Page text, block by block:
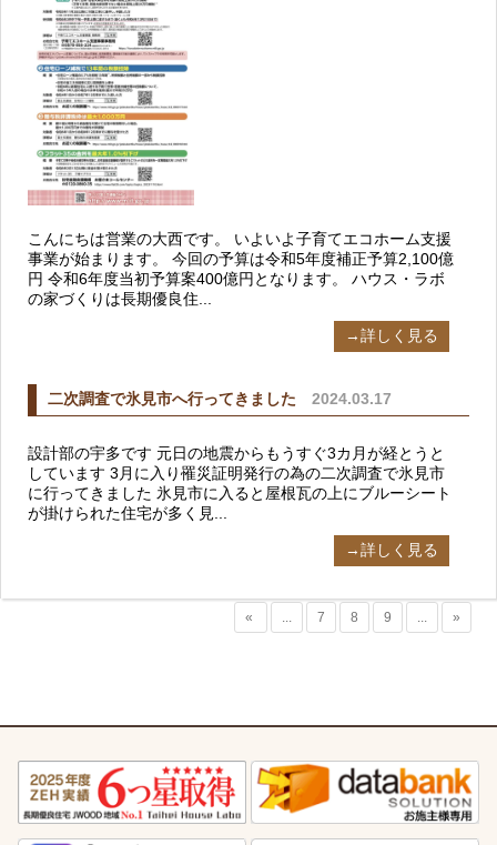
こんにちは営業の大西です。 いよいよ子育てエコホーム支援
事業が始まります。 今回の予算は令和5年度補正予算2,100億
円 令和6年度当初予算案400億円となります。 ハウス・ラボ
の家づくりは長期優良住...
→詳しく見る
二次調査で氷見市へ行ってきました 2024.03.17
設計部の宇多です 元日の地震からもうすぐ3カ月が経とうと
しています 3月に入り罹災証明発行の為の二次調査で氷見市
に行ってきました 氷見市に入ると屋根瓦の上にブルーシート
が掛けられた住宅が多く見...
→詳しく見る
« ... 7 8 9 ... »